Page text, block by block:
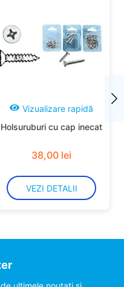
Vizualizare rapidă
Holsuruburi cu cap inecat
38,00 lei
VEZI DETALII